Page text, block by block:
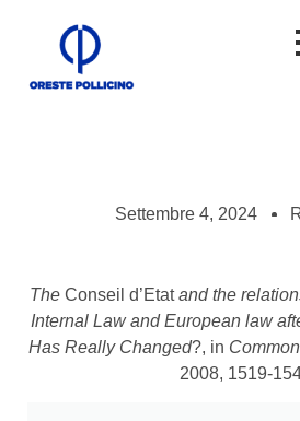
Settembre 4, 2024
The Conseil d’Etatand the
Internal Law and European law
Has Really Changed?, in
2008, 1519-